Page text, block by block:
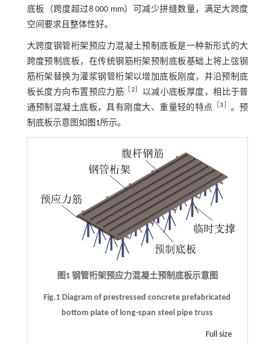
底板（跨度超过8 000 mm）可减少拼缝数量，满足大跨度
空间要求且整体性好。
大跨度钢管桁架预应力混凝土预制底板是一种新形式的大
跨度预制底板，在传统钢筋桁架预制底板基础上将上弦钢
筋桁架替换为灌浆钢管桁架以增加底板刚度，并沿预制底
板长度方向布置预应力筋
2
以减小底板厚度，相比于普
通预制混凝土底板，具有刚度大、重量轻的特点
［3
。预
制底板示意图如 图1所示。
图1 钢管桁架预应力混凝土预制底板示意图
Fig.1 Diagram of prestressed concrete prefabricated
bottom plate of long-span steel pipe truss
Full size